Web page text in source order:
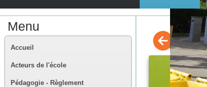
Menu
Accueil
Acteurs de l'école
Pédagogie - Règlement